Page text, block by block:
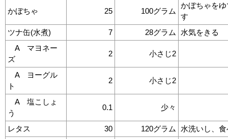
かぼちゃ 25 100グラム
かぼちゃを
す
ツナ缶(水煮)
7 28グラム
水気をきる
A マヨネー
ズ
2 小さじ2
A ヨーグル
ト
2 小さじ2
A 塩こしょ
う
0.1 少々
レタス 30 120グラム
水洗いし、